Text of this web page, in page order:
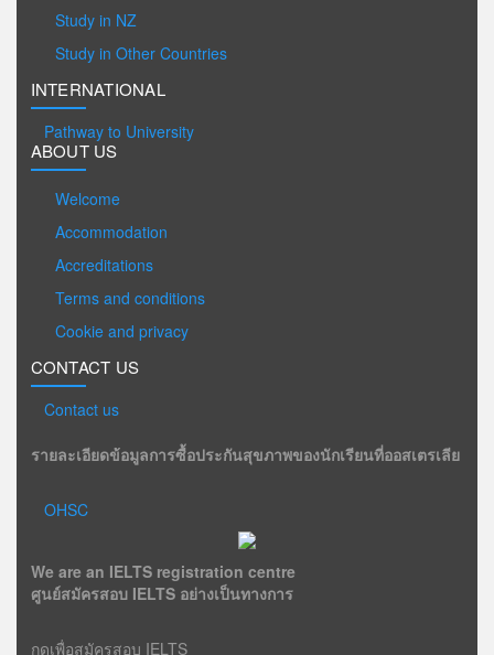
Study in NZ
Study in Other Countries
INTERNATIONAL
Pathway to University
ABOUT US
Welcome
Accommodation
Accreditations
Terms and conditions
Cookie and privacy
CONTACT US
Contact us
รายละเอียดข้อมูลการซื้อประกันสุขภาพของนักเรียนที่ออสเตรเลีย
OHSC
We are an IELTS registration centre
ศูนย์สมัครสอบ IELTS อย่างเป็นทางการ
กดเพื่อสมัครสอบ IELTS